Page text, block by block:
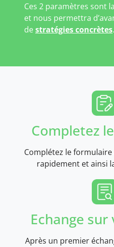
Ces 2 paramètres sont
et nous permettra
destratégies concrètes.
Completez
Complétez le
rapidement et ainsi
Echange sur
Après un premier